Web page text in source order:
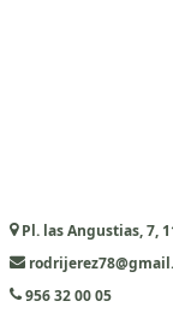
Pl. las Angustias, 7,
956 32 00 05